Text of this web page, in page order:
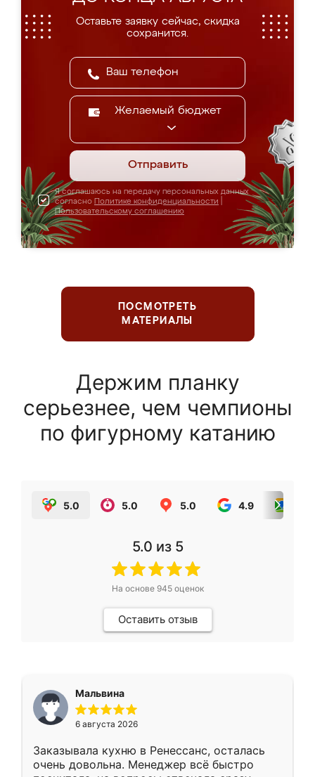
Оставьте заявку сейчас, скидка
сохранится.
Желаемый бюджет
Отправить
Я соглашаюсь на передачу персональных данных
согласно Политике конфиденциальности
Пользовательскому соглашению
ПОСМОТРЕТЬ
МАТЕРИАЛЫ
Держим планку
серьезнее, чем чемпионы
по фигурному катанию
5.0 5.0 5.0 4.9
5.0 из 5
На основе 945оценок
Оставить отзыв
Мальвина
6 августа 2026
Заказывала кухню в Ренессанс, осталась
очень довольна. Менеджер всё быстро